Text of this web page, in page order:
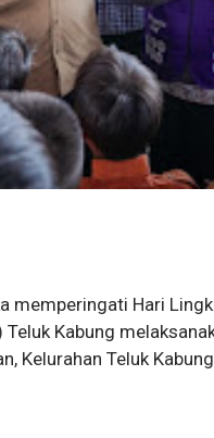
memperingati Hari
Kabung
Kelurahan Teluk